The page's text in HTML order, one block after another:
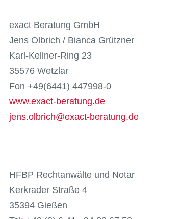
exact Beratung GmbH
Jens Olbrich / Bianca Grützner
Karl-Kellner-Ring 23
35576 Wetzlar
Fon +49(6441) 447998-0
www.exact-beratung.de
jens.olbrich@exact-beratung.de
HFBP Rechtanwälte und Notar
Kerkrader Straße 4
35394 Gießen